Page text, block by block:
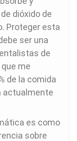
dióxido de
Proteger esta
ser una
de
me
de la comida
actualmente
es como
sobre